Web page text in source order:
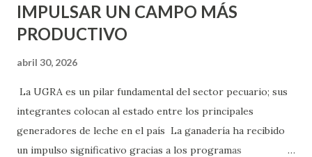
IMPULSAR UN CAMPO MÁS
PRODUCTIVO
abril 30, 2026
La UGRA es un pilar fundamental del sector pecuario; sus
integrantes colocan al estado entre los principales
generadores de leche en el país La ganadería ha recibido
un impulso significativo gracias a los programas